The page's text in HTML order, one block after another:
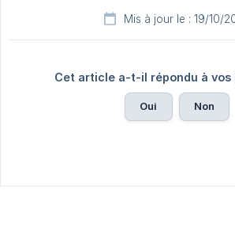
Mis à jour le : 19/10/
Cet article a-t-il répondu à vos
Oui Non